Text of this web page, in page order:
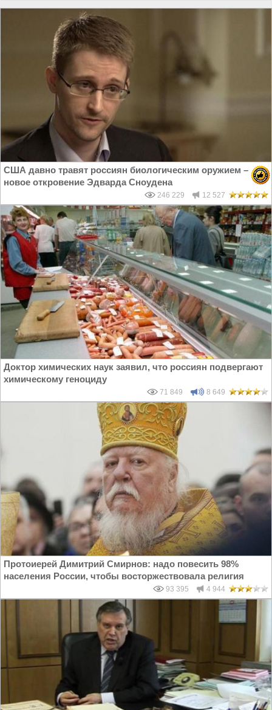
США давно травят россиян биологическим оружием –
новое откровение Эдварда Сноудена
246 229 12 527
Доктор химических наук заявил, что россиян подвергают
химическому геноциду
71 849 8 649
Протоиерей Димитрий Смирнов: надо повесить 98%
населения России, чтобы восторжествовала религия
93 395 4 944